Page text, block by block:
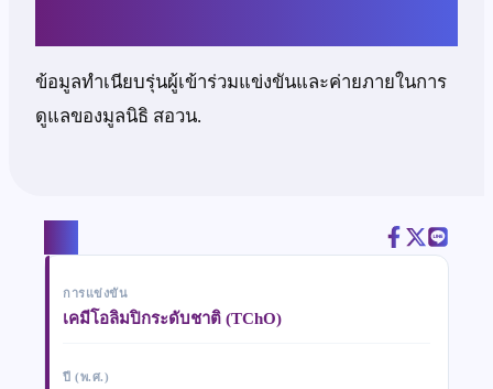
ข้อมูลทำเนียบรุ่นผู้เข้าร่วมแข่งขันและค่ายภายในการ
ดูแลของมูลนิธิ สอวน.
การแข่งขัน
เคมีโอลิมปิกระดับชาติ (TChO)
ปี (พ.ศ.)